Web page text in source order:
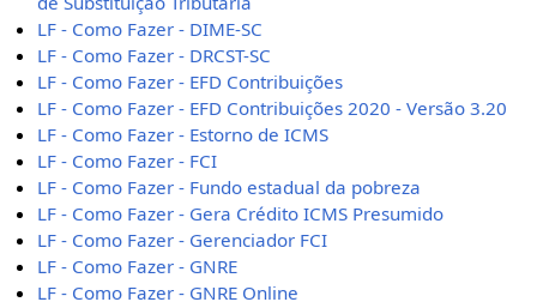
LF - Como Fazer - DIME-SC
LF - Como Fazer - DRCST-SC
LF - Como Fazer - EFD Contribuições
LF - Como Fazer - EFD Contribuições 2020 - Versão 3.20
LF - Como Fazer - Estorno de ICMS
LF - Como Fazer - FCI
LF - Como Fazer - Fundo estadual da pobreza
LF - Como Fazer - Gera Crédito ICMS Presumido
LF - Como Fazer - Gerenciador FCI
LF - Como Fazer - GNRE
LF - Como Fazer - GNRE Online